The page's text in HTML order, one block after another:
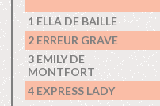
1 ELLA DE BAILLE
2 ERREUR GRAVE
3 EMILY DE
MONTFORT
4 EXPRESS LADY